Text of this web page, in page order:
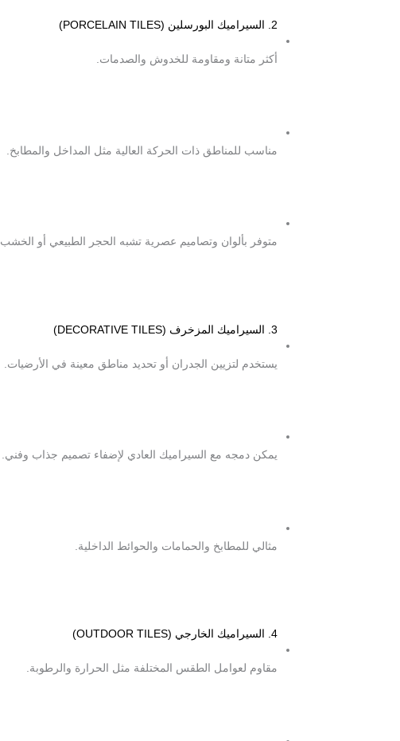
2. السيراميك البورسلين (PORCELAIN TILES)
أكثر متانة ومقاومة للخدوش والصدمات.
مناسب للمناطق ذات الحركة العالية مثل المداخل والمطابخ.
متوفر بألوان وتصاميم عصرية تشبه الحجر الطبيعي أو الخشب.
3. السيراميك المزخرف (DECORATIVE TILES)
يستخدم لتزيين الجدران أو تحديد مناطق معينة في الأرضيات.
يمكن دمجه مع السيراميك العادي لإضفاء تصميم جذاب وفني.
مثالي للمطابخ والحمامات والحوائط الداخلية.
4. السيراميك الخارجي (OUTDOOR TILES)
مقاوم لعوامل الطقس المختلفة مثل الحرارة والرطوبة.